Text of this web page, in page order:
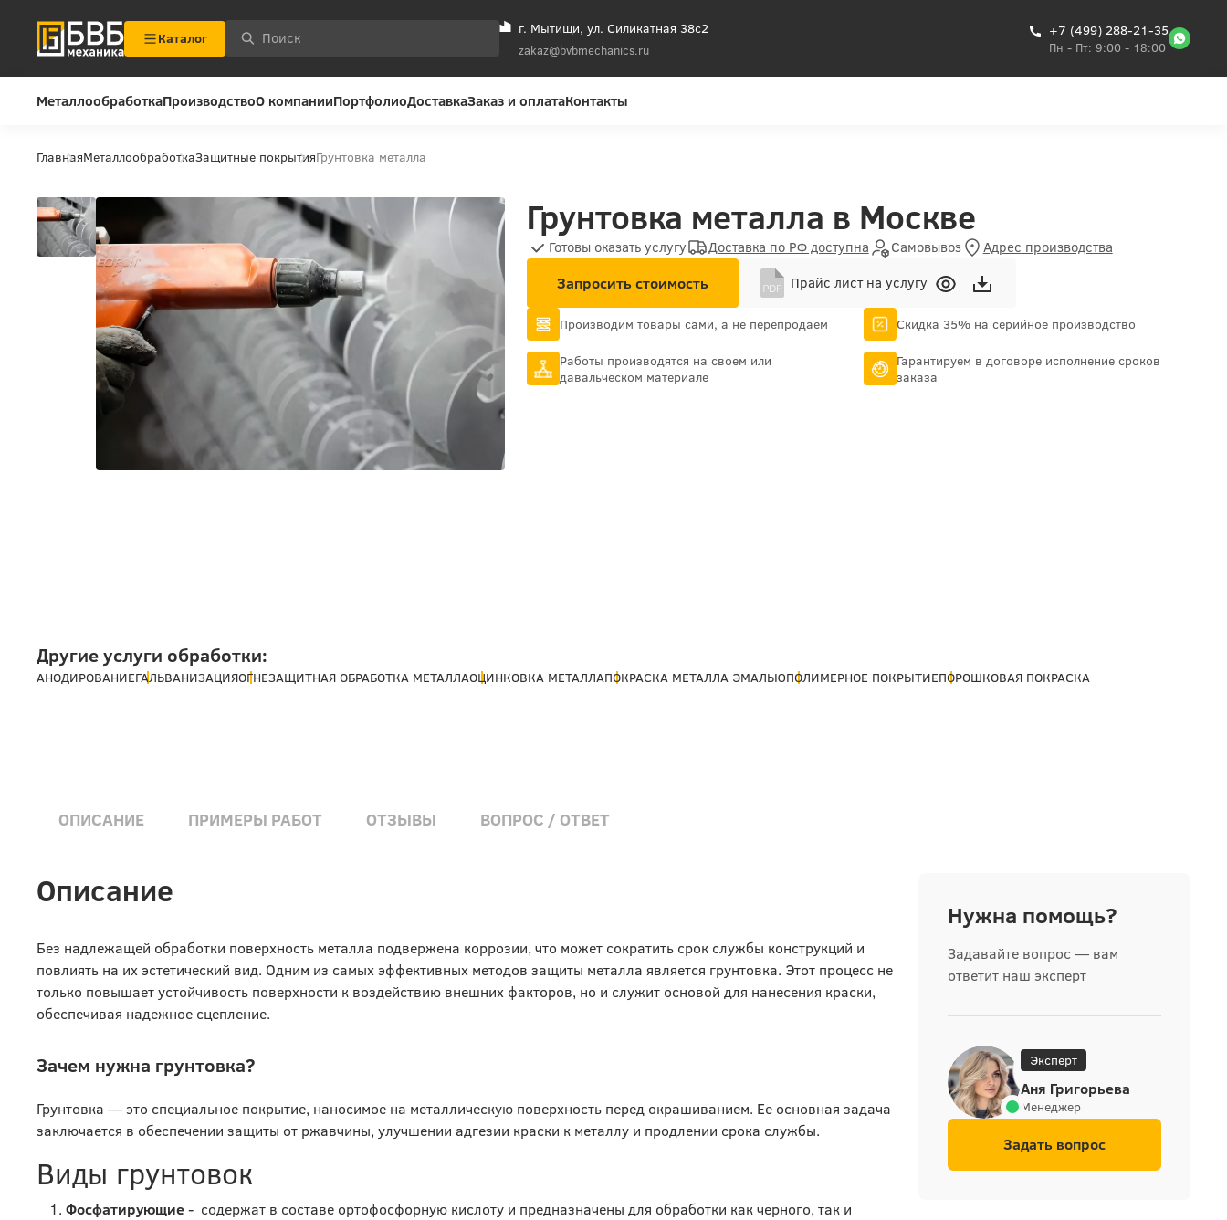
Каталог
г. Мытищи, ул. Силикатная 38с2
zakaz@bvbmechanics.ru
+7 (499) 288-21-35
Пн - Пт: 9:00 - 18:00
МеталлообработкаПроизводствоО компанииПортфолиоДоставкаЗаказ и оплатаКонтакты
ГлавнаяМеталлообработкаЗащитные покрытияГрунтовка металла
Грунтовка металла в Москве
Готовы оказать услугу Доставка по РФ доступна Самовывоз Адрес производства
Запросить стоимость Прайс лист на услугу
Производим товары сами, а не перепродаем
Скидка 35% на серийное производство
Работы производятся на своем или
давальческом материале
Гарантируем в договоре исполнение сроков
заказа
Другие услуги обработки:
АНОДИРОВАНИЕГАЛЬВАНИЗАЦИЯОГНЕЗАЩИТНАЯ ОБРАБОТКА МЕТАЛЛАОЦИНКОВКА МЕТАЛЛАПОКРАСКА МЕТАЛЛА ЭМАЛЬЮПОЛИМЕРНОЕ ПОКРЫТИЕПОРОШКОВАЯ ПОКРАСКА
ОПИСАНИЕ ПРИМЕРЫ РАБОТ ОТЗЫВЫ ВОПРОС / ОТВЕТ
Описание
Без надлежащей обработки поверхность металла подвержена коррозии, что может сократить срок службы конструкций и
повлиять на их эстетический вид. Одним из самых эффективных методов защиты металла является грунтовка. Этот процесс не
только повышает устойчивость поверхности к воздействию внешних факторов, но и служит основой для нанесения краски,
обеспечивая надежное сцепление.
Зачем нужна грунтовка?
Грунтовка — это специальное покрытие, наносимое на металлическую поверхность перед окрашиванием. Ее основная задача
заключается в обеспечении защиты от ржавчины, улучшении адгезии краски к металлу и продлении срока службы.
Виды грунтовок
Фосфатирующие- содержат в составе ортофосфорную кислоту и предназначены для обработки как черного, так и
Нужна помощь?
Задавайте вопрос — вам
ответит наш эксперт
Эксперт
Аня Григорьева
Менеджер
Задать вопрос